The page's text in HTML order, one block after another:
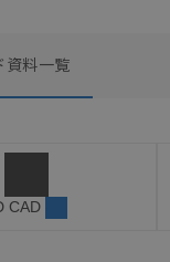
資料一覧
CAD